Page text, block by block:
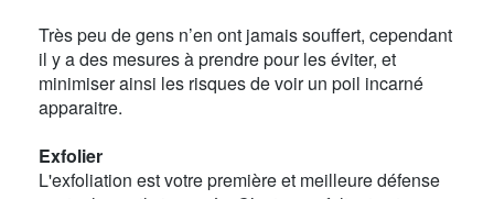
Très peu de gens n’en ont jamais souffert, cependant
il y a des mesures à prendre pour les éviter, et
minimiser ainsi les risques de voir un poil incarné
apparaitre.
Exfolier
L'exfoliation est votre première et meilleure défense